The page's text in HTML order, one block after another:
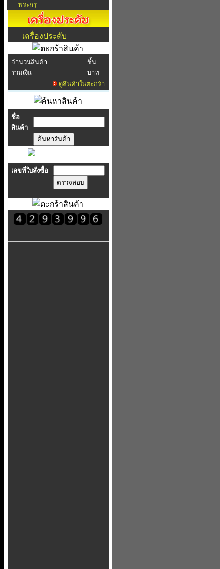
พระกรุ
เครื่องประดับ
จำนวนสินค้า
ชิ้น
รวมเงิน
บาท
ดูสินค้าในตะกร้า
ชื่อ
สินค้า
เลขที่ใบสั่งซื้อ